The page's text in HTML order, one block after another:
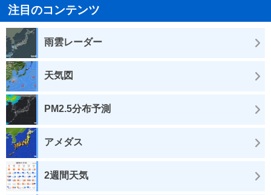
注目のコンテンツ
雨雲レーダー
天気図
PM2.5分布予測
アメダス
2週間天気